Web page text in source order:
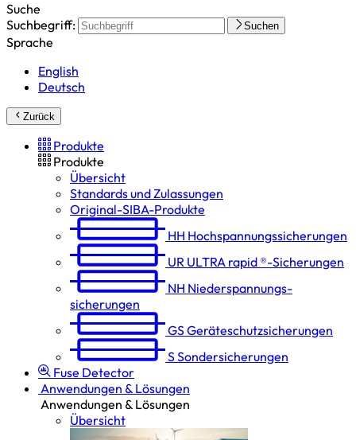
Suche
Suchbegriff:
Suchen
Sprache
English
Deutsch
Zurück
Produkte
Produkte
Übersicht
Standards und Zulassungen
Original-SIBA-Produkte
HH Hochspannungs­sicherungen
UR ULTRA rapid ®-Sicherungen
NH Niederspannungs­
sicherungen
GSGeräteschutz­sicherungen
SSondersicherungen
Fuse Detector
Anwendungen & Lösungen
Anwendungen & Lösungen
Übersicht